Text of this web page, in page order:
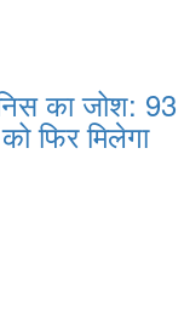
का जोश: 93
फिर मिलेगा